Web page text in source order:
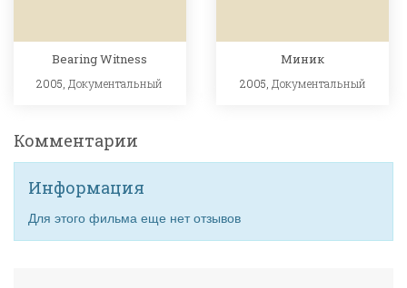
Bearing Witness
2005, Документальный
Миник
2005, Документальный
Комментарии
Информация
Для этого фильма еще нет отзывов